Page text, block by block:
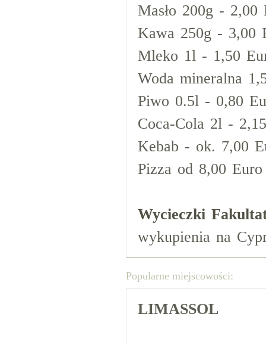
Masło 200g - 2,00
Kawa 250g - 3,00
Mleko 1l - 1,50
Woda mineralna
Piwo 0.5l - 0,80
Coca-Cola 2l -
Kebab - ok. 7,00
Pizza od 8,00 Euro
Wycieczki
wykupienia na
Popularne miejscowości:
LIMASSOL